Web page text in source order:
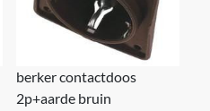
berker contactdoos
2p+aarde bruin